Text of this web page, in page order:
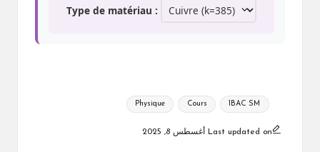
Type de matériau :
Tags:
Physique Cours 1BAC SM
Last updated on أغسطس 8, 2025